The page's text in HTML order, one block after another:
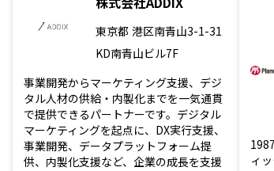
東京都 港区南青山3-1-31
KD南青山ビル7F
事業開発からマーケティング支援、デジ
タル人材の供給・内製化までを一気通貫
で提供できるパートナーです。デジタル
マーケティングを起点に、DX実行支援、
事業開発、データプラットフォーム提
供、内製化支援など、企業の成長を支援
ィ